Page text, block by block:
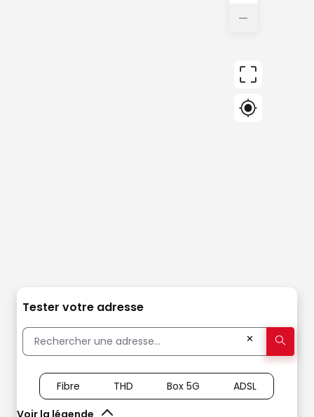
−
Tester votre adresse
✕
Voir la légende
Fibre THD Box 5G ADSL